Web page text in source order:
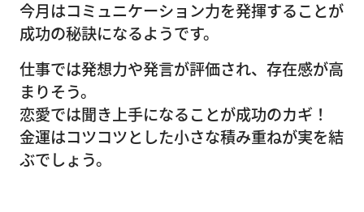
今月はコミュニケーション力を発揮することが
成功の秘訣になるようです。
仕事では発想力や発言が評価され、存在感が高
まりそう。
恋愛では聞き上手になることが成功のカギ！
金運はコツコツとした小さな積み重ねが実を結
ぶでしょう。